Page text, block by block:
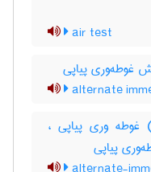
air test
غوطه‌وری پیاپی
alternate
غوطه وری پیاپی ،
پیاپی